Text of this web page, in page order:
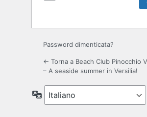
Password dimenticata?
← Torna a Beach Club Pinocchio
– A seaside summer in Versilia!
Lingua